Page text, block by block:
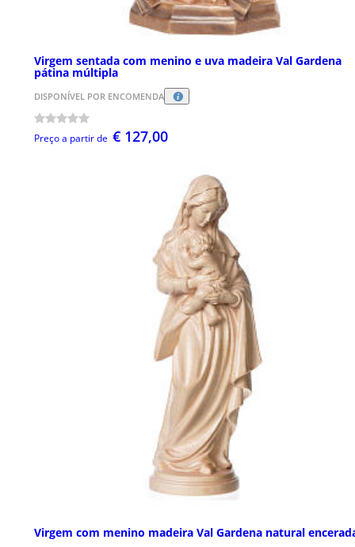
Virgem sentada com menino e uva madeira Val Gardena
pátina múltipla
DISPONÍVEL POR ENCOMENDA
Preço a partir de € 127,00
Virgem com menino madeira Val Gardena natural